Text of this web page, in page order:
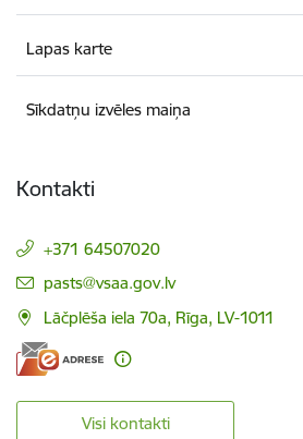
Lapas karte
Sīkdatņu izvēles maiņa
Kontakti
+371 64507020
E-pasts:
pasts@vsaa.gov.lv
Lāčplēša iela 70a, Rīga, LV-1011
Visi kontakti